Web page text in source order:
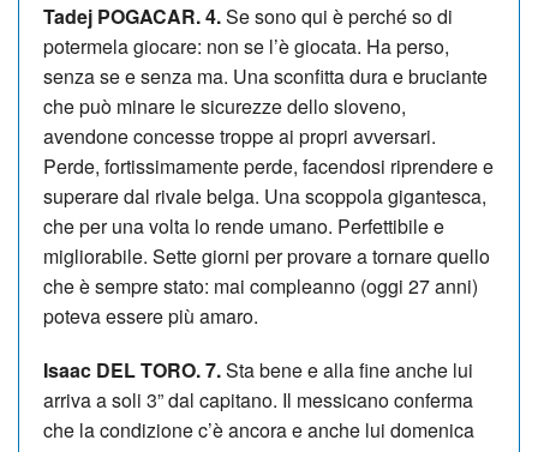
Tadej POGACAR. 4.Se sono qui è perché so di
potermela giocare: non se l’è giocata. Ha perso,
senza se e senza ma. Una sconfitta dura e bruciante
che può minare le sicurezze dello sloveno,
avendone concesse troppe ai propri avversari.
Perde, fortissimamente perde, facendosi riprendere e
superare dal rivale belga. Una scoppola gigantesca,
che per una volta lo rende umano. Perfettibile e
migliorabile. Sette giorni per provare a tornare quello
che è sempre stato: mai compleanno (oggi 27 anni)
poteva essere più amaro.
Isaac DEL TORO. 7.Sta bene e alla fine anche lui
arriva a soli 3” dal capitano. Il messicano conferma
che la condizione c’è ancora e anche lui domenica